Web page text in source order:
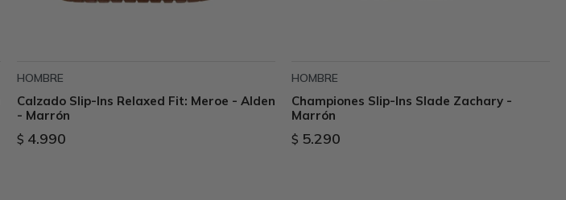
HOMBRE
Calzado Slip-Ins Relaxed Fit: Meroe - Alden
- Marrón
$ 4.990
HOMBRE
Championes Slip-Ins Slade Zachary -
Marrón
$ 5.290